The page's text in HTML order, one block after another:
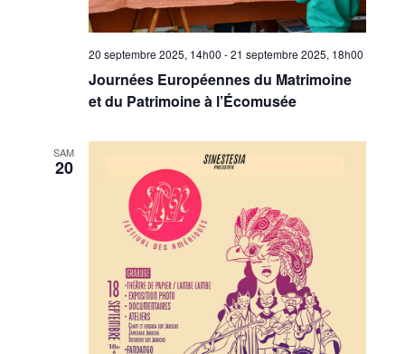
20 septembre 2025, 14h00 -21 septembre 2025, 18h00
Journées Européennes du Matrimoine
et du Patrimoine à l’Écomusée
SAM
20